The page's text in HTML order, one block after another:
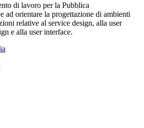
di lavoro per la Pubblica
ad orientare la progettazione di ambienti
relative al service design, alla user
e alla user interface.